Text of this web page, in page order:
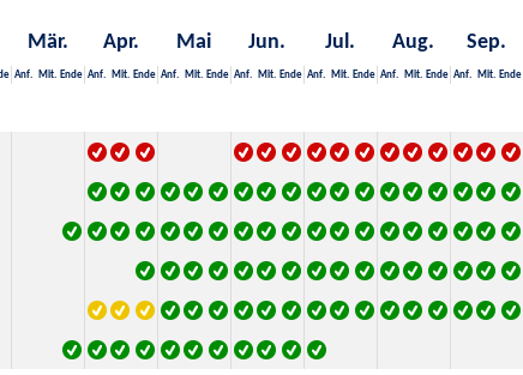
Mär. Apr. Mai Jun. Jul. Aug. Sep.
Anf. Mit. Ende Anf. Mit. Ende Anf. Mit. Ende Anf. Mit. Ende Anf. Mit. Ende Anf. Mit. Ende Anf. Mit. Ende